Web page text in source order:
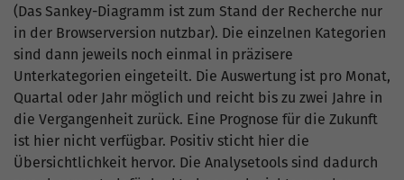
(Das Sankey-Diagramm ist zum Stand der Recherche nur
in der Browserversion nutzbar). Die einzelnen Kategorien
sind dann jeweils noch einmal in präzisere
Unterkategorien eingeteilt. Die Auswertung ist pro Monat,
Quartal oder Jahr möglich und reicht bis zu zwei Jahre in
die Vergangenheit zurück. Eine Prognose für die Zukunft
ist hier nicht verfügbar. Positiv sticht hier die
Übersichtlichkeit hervor. Die Analysetools sind dadurch